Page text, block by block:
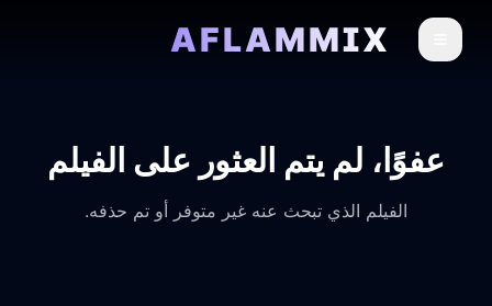
AFLAMMIX
عفوًا، لم يتم العثور على الفيلم
الفيلم الذي تبحث عنه غير متوفر أو تم حذفه.